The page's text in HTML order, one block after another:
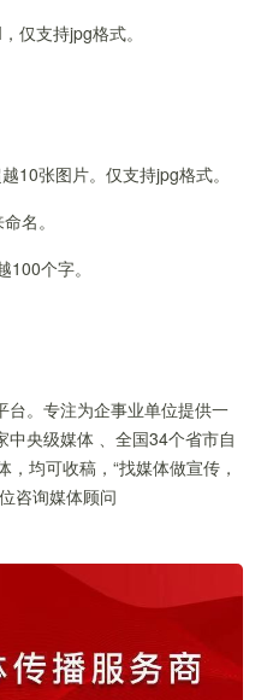
仅支持jpg格式。
10张图片。仅支持jpg格式。
名。
个字。
台。专注为企事业单位提供一
央级媒体 、全国34个省市自
均可收稿，“找媒体做宣传，
咨询媒体顾问